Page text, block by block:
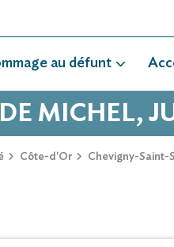
au défunt
MICHEL,
Côte-d'Or Chevigny-Saint-